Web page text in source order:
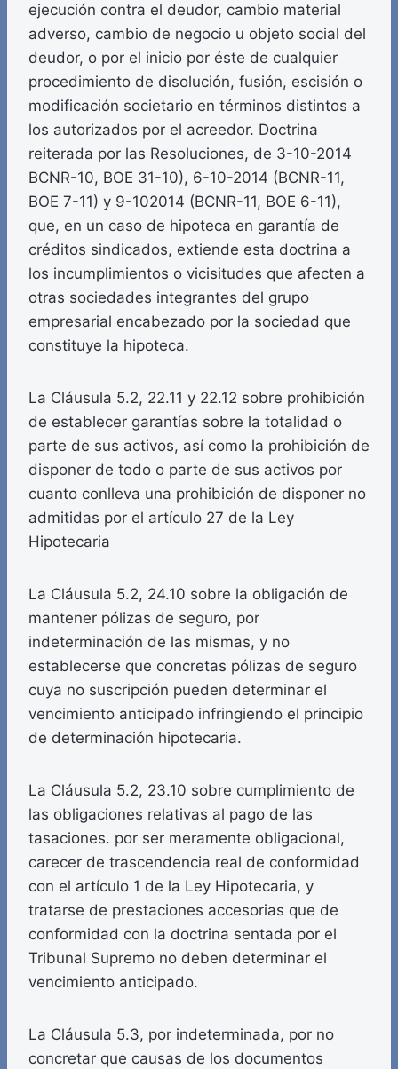
ejecución contra el deudor, cambio material
adverso, cambio de negocio u objeto social del
deudor, o por el inicio por éste de cualquier
procedimiento de disolución, fusión, escisión o
modificación societario en términos distintos a
los autorizados por el acreedor. Doctrina
reiterada por las Resoluciones, de 3-10-2014
BCNR-10, BOE 31-10), 6-10-2014 (BCNR-11,
BOE 7-11) y 9-102014 (BCNR-11, BOE 6-11),
que, en un caso de hipoteca en garantía de
créditos sindicados, extiende esta doctrina a
los incumplimientos o vicisitudes que afecten a
otras sociedades integrantes del grupo
empresarial encabezado por la sociedad que
constituye la hipoteca.
La Cláusula 5.2, 22.11 y 22.12 sobre prohibición
de establecer garantías sobre la totalidad o
parte de sus activos, así como la prohibición de
disponer de todo o parte de sus activos por
cuanto conlleva una prohibición de disponer no
admitidas por el artículo 27 de la Ley
Hipotecaria
La Cláusula 5.2, 24.10 sobre la obligación de
mantener pólizas de seguro, por
indeterminación de las mismas, y no
establecerse que concretas pólizas de seguro
cuya no suscripción pueden determinar el
vencimiento anticipado infringiendo el principio
de determinación hipotecaria.
La Cláusula 5.2, 23.10 sobre cumplimiento de
las obligaciones relativas al pago de las
tasaciones. por ser meramente obligacional,
carecer de trascendencia real de conformidad
con el artículo 1 de la Ley Hipotecaria, y
tratarse de prestaciones accesorias que de
conformidad con la doctrina sentada por el
Tribunal Supremo no deben determinar el
vencimiento anticipado.
La Cláusula 5.3, por indeterminada, por no
concretar que causas de los documentos